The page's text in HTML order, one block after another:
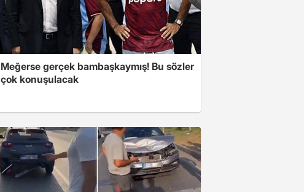
Meğerse gerçek bambaşkaymış! Bu sözler
çok konuşulacak